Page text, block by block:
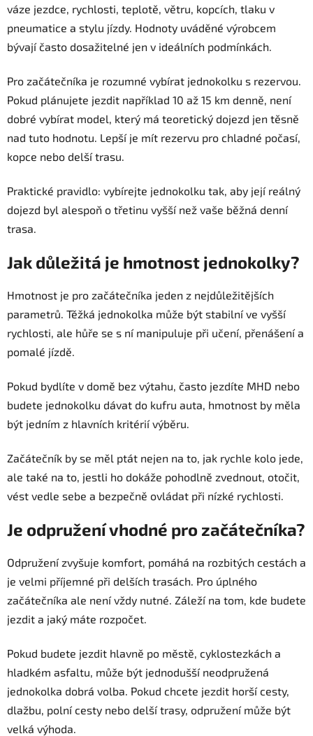
váze jezdce, rychlosti, teplotě, větru, kopcích, tlaku v
pneumatice a stylu jízdy. Hodnoty uváděné výrobcem
bývají často dosažitelné jen v ideálních podmínkách.
Pro začátečníka je rozumné vybírat jednokolku s rezervou.
Pokud plánujete jezdit například 10 až 15 km denně, není
dobré vybírat model, který má teoretický dojezd jen těsně
nad tuto hodnotu. Lepší je mít rezervu pro chladné počasí,
kopce nebo delší trasu.
Praktické pravidlo: vybírejte jednokolku tak, aby její reálný
dojezd byl alespoň o třetinu vyšší než vaše běžná denní
trasa.
Jak důležitá je hmotnost jednokolky?
Hmotnost je pro začátečníka jeden z nejdůležitějších
parametrů. Těžká jednokolka může být stabilní ve vyšší
rychlosti, ale hůře se s ní manipuluje při učení, přenášení a
pomalé jízdě.
Pokud bydlíte v domě bez výtahu, často jezdíte MHD nebo
budete jednokolku dávat do kufru auta, hmotnost by měla
být jedním z hlavních kritérií výběru.
Začátečník by se měl ptát nejen na to, jak rychle kolo jede,
ale také na to, jestli ho dokáže pohodlně zvednout, otočit,
vést vedle sebe a bezpečně ovládat při nízké rychlosti.
Je odpružení vhodné pro začátečníka?
Odpružení zvyšuje komfort, pomáhá na rozbitých cestách a
je velmi příjemné při delších trasách. Pro úplného
začátečníka ale není vždy nutné. Záleží na tom, kde budete
jezdit a jaký máte rozpočet.
Pokud budete jezdit hlavně po městě, cyklostezkách a
hladkém asfaltu, může být jednodušší neodpružená
jednokolka dobrá volba. Pokud chcete jezdit horší cesty,
dlažbu, polní cesty nebo delší trasy, odpružení může být
velká výhoda.